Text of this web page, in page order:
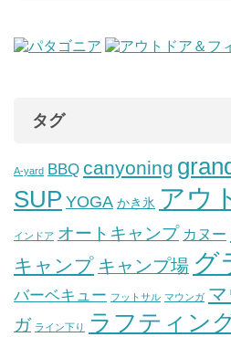
タグ
A-yard BBQ canyoning
SUP YOGA かき氷 アウ
インドア オートキャンプ カヌー
キャンプ キャンプ場 グ
バーベキュー フットサル マウンガ
ガ ライン下り ラフティン